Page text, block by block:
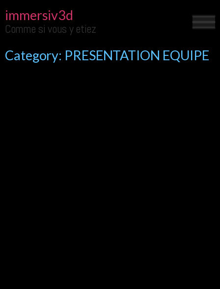
immersiv3d
Comme si vous y etiez
Category: PRESENTATION EQUIPE